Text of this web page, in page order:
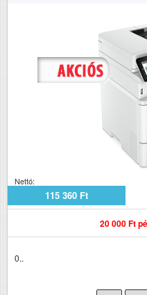
Nettó:
115 360 Ft
20 000 Ft
0..